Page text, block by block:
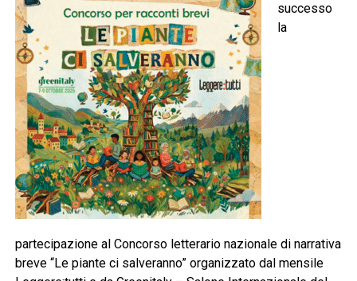
successo
la
partecipazione al Concorso letterario nazionale di narrativa
breve “Le piante ci salveranno” organizzato dal mensile